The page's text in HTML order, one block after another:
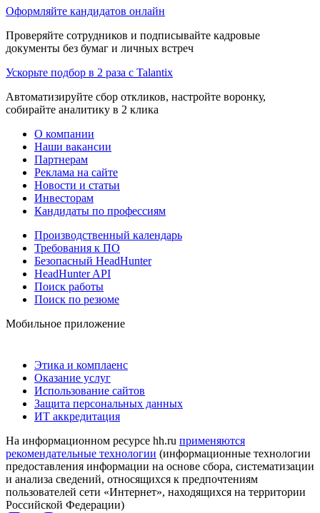
Оформляйте кандидатов онлайн
Проверяйте сотрудников и подписывайте кадровые
документы без бумаг и личных встреч
Ускорьте подбор в 2 раза с Talantix
Автоматизируйте сбор откликов, настройте воронку,
собирайте аналитику в 2 клика
О компании
Наши вакансии
Партнерам
Реклама на сайте
Новости и статьи
Инвесторам
Кандидаты по профессиям
Производственный календарь
Требования к ПО
Безопасный HeadHunter
HeadHunter API
Поиск работы
Поиск по резюме
Мобильное приложение
Этика и комплаенс
Оказание услуг
Использование сайтов
Защита персональных данных
ИТ аккредитация
На информационном ресурсе hh.ru применяются
рекомендательные технологии (информационные технологии
предоставления информации на основе сбора, систематизации
и анализа сведений, относящихся к предпочтениям
пользователей сети «Интернет», находящихся на территории
Российской Федерации)